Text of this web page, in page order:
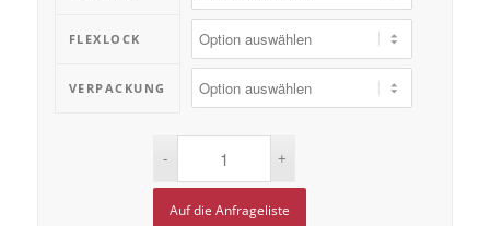
FLEXLOCK
VERPACKUNG
Auf die Anfrageliste